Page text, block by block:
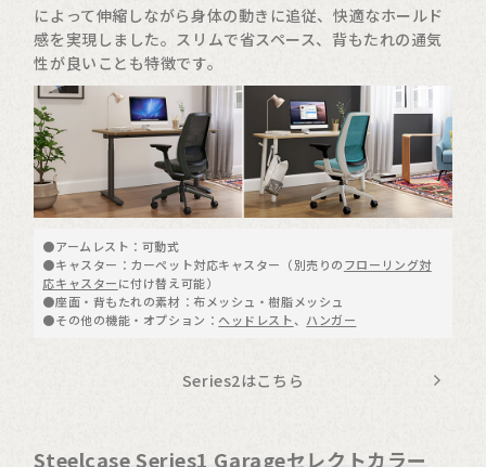
によって伸縮しながら身体の動きに追従、快適なホールド
感を実現しました。スリムで省スペース、背もたれの通気
性が良いことも特徴です。
●アームレスト：可動式
●キャスター：カーペット対応キャスター（別売りのフローリング対
応キャスターに付け替え可能）
●座面・背もたれの素材：布メッシュ・樹脂メッシュ
●その他の機能・オプション： ヘッドレスト、 ハンガー
Series2はこちら
Steelcase Series1 Garageセレクトカラー